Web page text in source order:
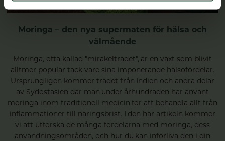
Moringa – den nya supermaten för hälsa och
välmående
Moringa, ofta kallad "mirakelträdet", är en växt som blivit
alltmer populär tack vare sina imponerande hälsofördelar.
Ursprungligen kommer trädet från Indien och andra delar
av Sydostasien där man under århundraden har använt
moringa inom traditionell medicin för att behandla allt från
inflammationer till näringsbrist. I den här artikeln kommer
vi att utforska de många fördelarna med moringa, dess
användningsområden, och hur du kan införliva den i din